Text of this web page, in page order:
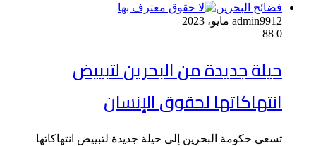
فضائح البحرين
admin9912 مايو، 2023
0
حيلة جديدة من البحرين لتبييض
انتهاكاتها لحقوق الإنسان
تسعى حكومة البحرين إلى حيلة جديدة لتبييض انتهاكاتها